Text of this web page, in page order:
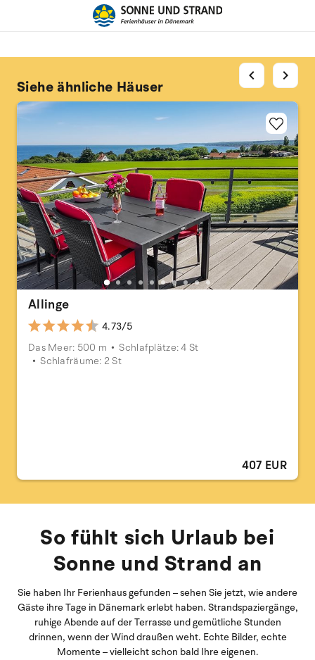
Siehe ähnliche Häuser
Allinge
4.73/5
Das Meer: 500 m
Schlafplätze: 4 St
Schlafräume: 2 St
407 EUR
chevron_left chevron_right
So fühlt sich Urlaub bei
Sonne und Strand an
Sie haben Ihr Ferienhaus gefunden – sehen Sie jetzt, wie andere
Gäste ihre Tage in Dänemark erlebt haben. Strandspaziergänge,
ruhige Abende auf der Terrasse und gemütliche Stunden
drinnen, wenn der Wind draußen weht. Echte Bilder, echte
Momente – vielleicht schon bald Ihre eigenen.